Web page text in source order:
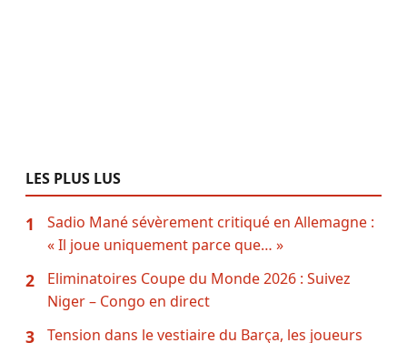
LES PLUS LUS
1
Sadio Mané sévèrement critiqué en Allemagne :
« Il joue uniquement parce que… »
2
Eliminatoires Coupe du Monde 2026 : Suivez
Niger – Congo en direct
3
Tension dans le vestiaire du Barça, les joueurs